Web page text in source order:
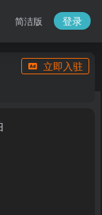
简洁版 登录
立即入驻